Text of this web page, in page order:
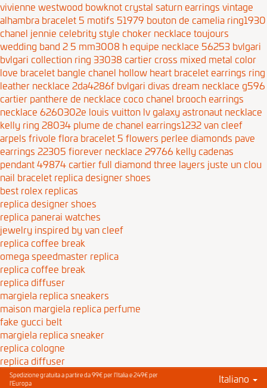
vivienne westwood bowknot crystal saturn earrings vintage
alhambra bracelet 5 motifs 51979 bouton de camelia ring1930
chanel jennie celebrity style choker necklace toujours
wedding band 2 5 mm3008 h equipe necklace 56253 bvlgari
bvlgari collection ring 33038 cartier cross mixed metal color
love bracelet bangle chanel hollow heart bracelet earrings ring
leather necklace 2da4286f bvlgari divas dream necklace g596
cartier panthere de necklace coco chanel brooch earrings
necklace 6260302e louis vuitton lv galaxy astronaut necklace
kelly ring 28034 plume de chanel earrings1232van cleef
arpels frivole flora bracelet 5 flowers perlee diamonds pave
earrings 22305 fiorever necklace 29766 kelly cadenas
pendant 49874 cartier full diamond three layers juste un clou
nail bracelet replica designer shoes
best rolex replicas
replica designer shoes
replica panerai watches
jewelry inspired by van cleef
replica coffee break
omega speedmaster replica
replica coffee break
replica diffuser
margiela replica sneakers
maison margiela replica perfume
fake gucci belt
margiela replica sneaker
replica cologne
replica diffuser
Spedizione gratuita a partire da 99€ per l'Italia e 249€ per
l'Europa
Italiano